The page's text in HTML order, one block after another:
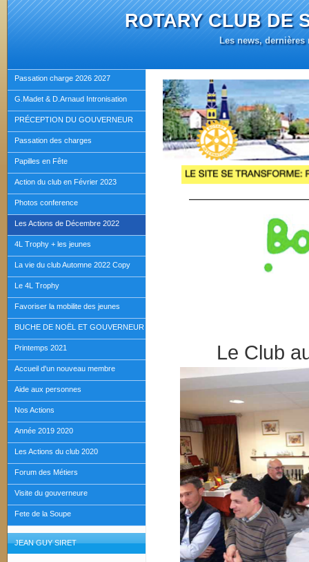
ROTARY CLUB DE
Les news,
Passation charge 2026 2027
G.Madet & D.Arnaud Intronisation
PRÉCEPTION DU GOUVERNEUR
Passation des charges
Papilles en Fête
Action du club en Février 2023
Photos conference
Les Actions de Décembre 2022
4L Trophy + les jeunes
La vie du club Automne 2022 Copy
Le 4L Trophy
Favoriser la mobilite des jeunes
BUCHE DE NOËL ET GOUVERNEUR
Printemps 2021
Accueil d'un nouveau membre
Aide aux personnes
Nos Actions
Année 2019 2020
Les Actions du club 2020
Forum des Métiers
Visite du gouverneure
Fete de la Soupe
JEAN GUY SIRET
Le Club